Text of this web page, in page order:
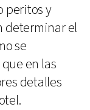
peritos y
determinar el
se
en las
detalles